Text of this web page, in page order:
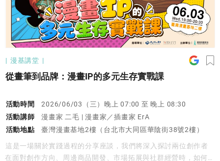
漫基講堂
從畫筆到品牌：漫畫IP的多元生存實戰課
活動時間
2026/06/03（三）晚上 07:00 至 晚上 08:30
活動講師
漫畫家 二毛 | 漫畫家／插畫家 ErA
活動地點
臺灣漫畫基地2樓（台北市大同區華陰街38號2樓）
這是一場關於實踐過程的分享座談，我們將深入探討兩位創作者
在面對創作方向、周邊商品開發、市場拓展與社群經營時，如何不